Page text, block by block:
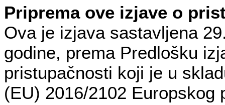
Priprema ove izjave o
Ova je izjava sastavljena
godine, prema Predlošku
pristupačnosti koji je u
(EU) 2016/2102 Europskog